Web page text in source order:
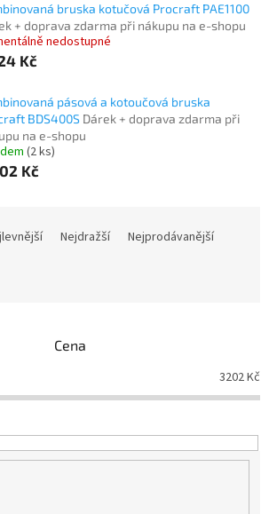
bruska kotučová Procraft PAE1100
+ doprava zdarma při nákupu na e-shopu
nedostupné
Kč
pásová a kotoučová bruska
BDS400S Dárek + doprava zdarma při
na e-shopu
(2 ks)
Kč
Nejdražší
Nejprodávanější
Cena
3202Kč